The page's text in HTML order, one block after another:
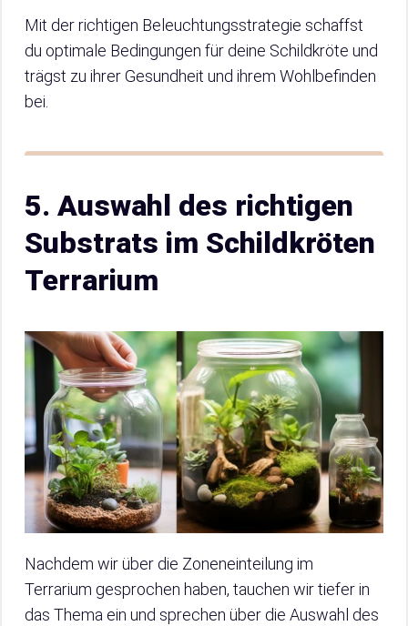
Mit der richtigen Beleuchtungsstrategie schaffst
du optimale Bedingungen für deine Schildkröte und
trägst zu ihrer Gesundheit und ihrem Wohlbefinden
bei.
5. Auswahl des richtigen
Substrats im Schildkröten
Terrarium
Nachdem wir über die Zoneneinteilung im
Terrarium gesprochen haben, tauchen wir tiefer in
das Thema ein und sprechen über die Auswahl des